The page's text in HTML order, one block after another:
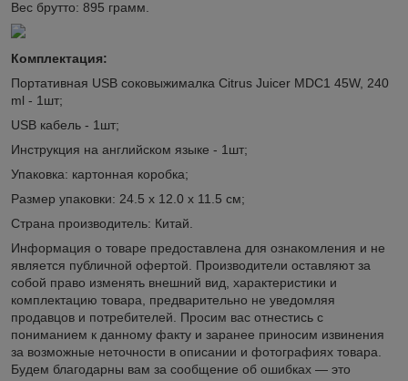
Вес брутто: 895 грамм.
Комплектация:
Портативная USB соковыжималка Citrus Juicer MDC1 45W, 240
ml - 1шт;
USB кабель - 1шт;
Инструкция на английском языке - 1шт;
Упаковка: картонная коробка;
Размер упаковки: 24.5 х 12.0 х 11.5 см;
Страна производитель: Китай.
Информация о товаре предоставлена для ознакомления и не
является публичной офертой. Производители оставляют за
собой право изменять внешний вид, характеристики и
комплектацию товара, предварительно не уведомляя
продавцов и потребителей. Просим вас отнестись с
пониманием к данному факту и заранее приносим извинения
за возможные неточности в описании и фотографиях товара.
Будем благодарны вам за сообщение об ошибках — это